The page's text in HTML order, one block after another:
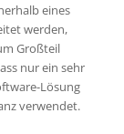
eines
werden,
Großteil
nur ein sehr
Lösung
verwendet.